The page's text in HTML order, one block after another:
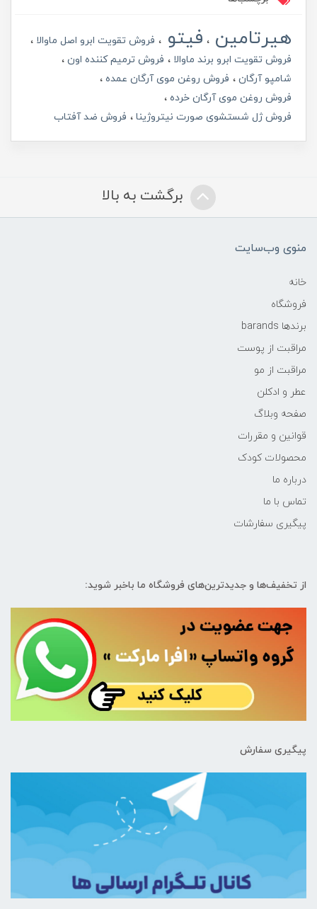
هیرتامین فیتو
فروش تقویت ابرو اصل ماوالا
فروش تقویت ابرو برند ماوالا
فروش ترمیم کننده اون
شامپو آرگان
فروش روغن موی آرگان عمده
فروش روغن موی آرگان خرده
فروش ژل شستشوی صورت نیتروژینا
فروش ضد آفتاب
برگشت به بالا
منوی وب‌سایت
خانه
فروشگاه
برندها barands
مراقبت از پوست
مراقبت از مو
عطر و ادکلن
صفحه وبلاگ
قوانین و مقررات
محصولات کودک
درباره ما
تماس با ما
پیگیری سفارشات
از تخفیف‌ها و جدیدترین‌های فروشگاه ما باخبر شوید:
پیگیری سفارش